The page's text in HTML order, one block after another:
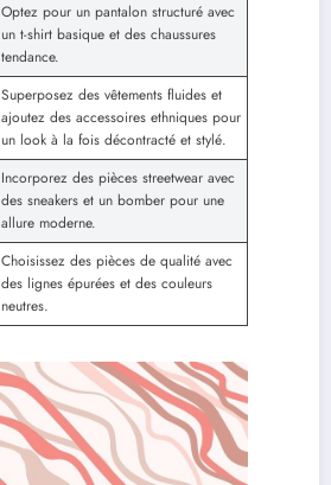
Optez pour un pantalon structuré avec
un t-shirt basique et des chaussures
tendance.
Superposez des vêtements fluides et
ajoutez des accessoires ethniques pour
un look à la fois décontracté et stylé.
Incorporez des pièces streetwear avec
des sneakers et un bomber pour une
allure moderne.
Choisissez des pièces de qualité avec
des lignes épurées et des couleurs
neutres.